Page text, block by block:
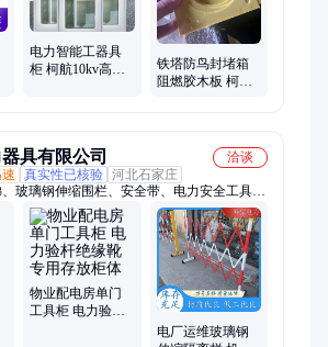
电力智能工器具
柜 柯航10kv高压
铁塔防鸟封堵箱
阻燃胶木板 柯航
具有限公司
洽谈
真实性已核验 河北石家庄
玻璃钢伸缩围栏、安全带、电力安全工具
安全工具柜、安全帽、标识标牌、挡水板、挡
绝缘凳、绝缘胶垫、绝缘升降平台、接地线接
物业配电房单门
工具柜 电力验杆
电厂运维玻璃钢